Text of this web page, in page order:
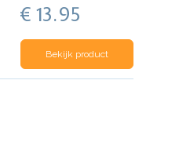
€ 13.95
Bekijk product